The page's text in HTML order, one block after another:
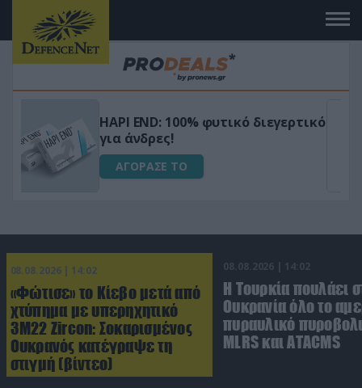
Μεταμόρφωσε τον κήπο σου με το
Ultra Box Μίνι Αλυσοπρίονο με
μπαταρία λιθίου
ΑΓΟΡΑΣΕ ΤΟ
08.08.2026 | 14:02
«Φώτισε» το Κίεβο μετά από
χτύπημα με υπερηχητικό
3M22 Zircon: Σοκαρισμένος
Ουκρανός κατέγραψε τη
στιγμή (βίντεο)
08.08.2026 | 14:02
Η Τουρκία πουλάει
Ουκρανία όλο το
πυραυλικό
MLRS και ΑΤΑCMS